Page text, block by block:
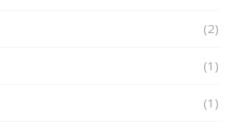
(2)
(1)
(1)